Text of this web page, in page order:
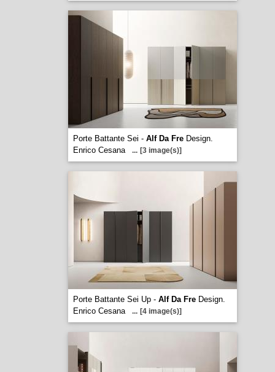
Porte Battante Sei - Alf Da FreDesign.
Enrico Cesana
... [3 image(s)]
Porte Battante Sei Up - Alf Da FreDesign.
Enrico Cesana
... [4 image(s)]